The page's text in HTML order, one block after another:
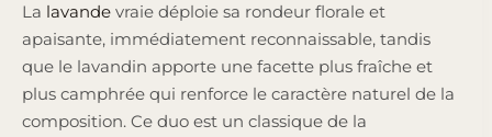
La lavande vraie déploie sa rondeur florale et
apaisante, immédiatement reconnaissable, tandis
que le lavandin apporte une facette plus fraîche et
plus camphrée qui renforce le caractère naturel de la
composition. Ce duo est un classique de la